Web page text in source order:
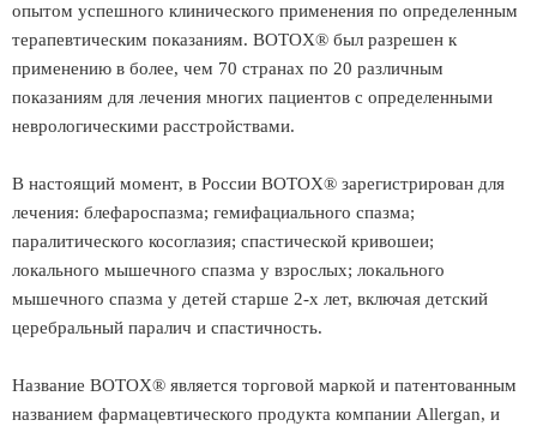
опытом успешного клинического применения по определенным
терапевтическим показаниям. BOTOX® был разрешен к
применению в более, чем 70 странах по 20 различным
показаниям для лечения многих пациентов с определенными
неврологическими расстройствами.
В настоящий момент, в России BOTOX® зарегистрирован для
лечения: блефароспазма; гемифациального спазма;
паралитического косоглазия; спастической кривошеи;
локального мышечного спазма у взрослых; локального
мышечного спазма у детей старше 2-х лет, включая детский
церебральный паралич и спастичность.
Название BOTOX® является торговой маркой и патентованным
названием фармацевтического продукта компании Allergan, и